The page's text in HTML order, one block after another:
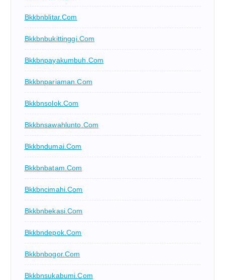
Bkkbnblitar.com
Bkkbnbukittinggi.com
Bkkbnpayakumbuh.com
Bkkbnpariaman.com
Bkkbnsolok.com
Bkkbnsawahlunto.com
Bkkbndumai.com
Bkkbnbatam.com
Bkkbncimahi.com
Bkkbnbekasi.com
Bkkbndepok.com
Bkkbnbogor.com
Bkkbnsukabumi.com